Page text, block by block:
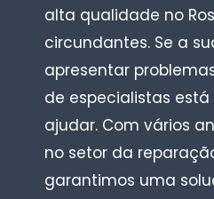
alta qualidade no
circundantes. Se a
apresentar
de especialistas
ajudar. Com vários
no setor da
garantimos uma